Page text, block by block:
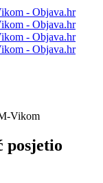
Vikom
posjetio